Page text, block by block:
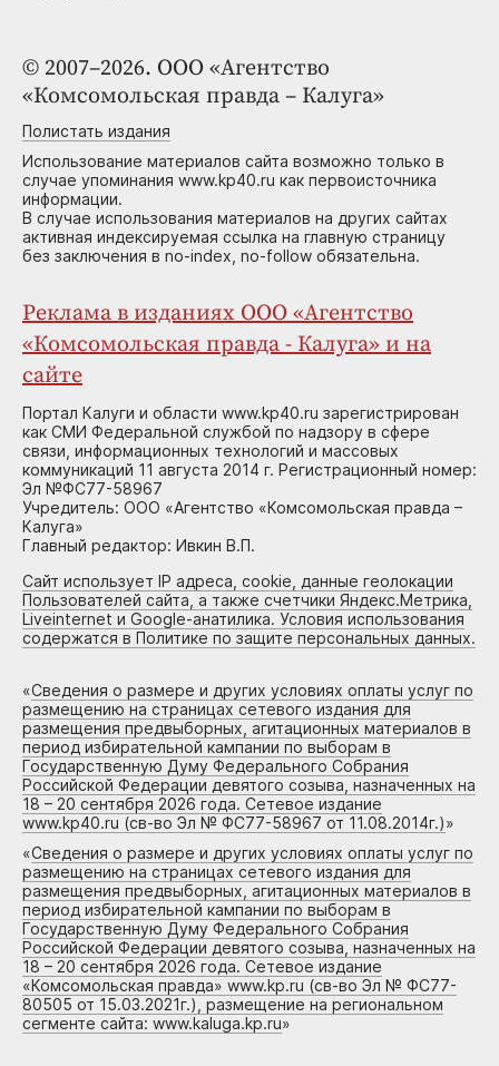
© 2007–2026. ООО «Агентство
«Комсомольская правда – Калуга»
Полистать издания
Использование материалов сайта возможно только в
случае упоминания www.kp40.ru как первоисточника
информации.
В случае использования материалов на других сайтах
активная индексируемая ссылка на главную страницу
без заключения в no-index, no-follow обязательна.
Реклама в изданиях ООО «Агентство
«Комсомольская правда - Калуга» и на
сайте
Портал Калуги и области www.kp40.ru зарегистрирован
как СМИ Федеральной службой по надзору в сфере
связи, информационных технологий и массовых
коммуникаций 11 августа 2014 г. Регистрационный номер:
Эл №ФС77-58967
Учредитель: ООО «Агентство «Комсомольская правда –
Калуга»
Главный редактор: Ивкин В.П.
Сайт использует IP адреса, cookie, данные геолокации
Пользователей сайта, а также счетчики Яндекс.Метрика,
Liveinternet и Google-анатилика. Условия использования
содержатся в Политике по защите персональных данных.
«Сведения о размере и других условиях оплаты услуг по
размещению на страницах сетевого издания для
размещения предвыборных, агитационных материалов в
период избирательной кампании по выборам в
Государственную Думу Федерального Собрания
Российской Федерации девятого созыва, назначенных на
18 – 20 сентября 2026 года. Сетевое издание
www.kp40.ru (св-во Эл № ФС77-58967 от 11.08.2014г.)»
«Сведения о размере и других условиях оплаты услуг по
размещению на страницах сетевого издания для
размещения предвыборных, агитационных материалов в
период избирательной кампании по выборам в
Государственную Думу Федерального Собрания
Российской Федерации девятого созыва, назначенных на
18 – 20 сентября 2026 года. Сетевое издание
«Комсомольская правда» www.kp.ru (св-во Эл № ФС77-
80505 от 15.03.2021г.), размещение на региональном
сегменте сайта: www.kaluga.kp.ru»